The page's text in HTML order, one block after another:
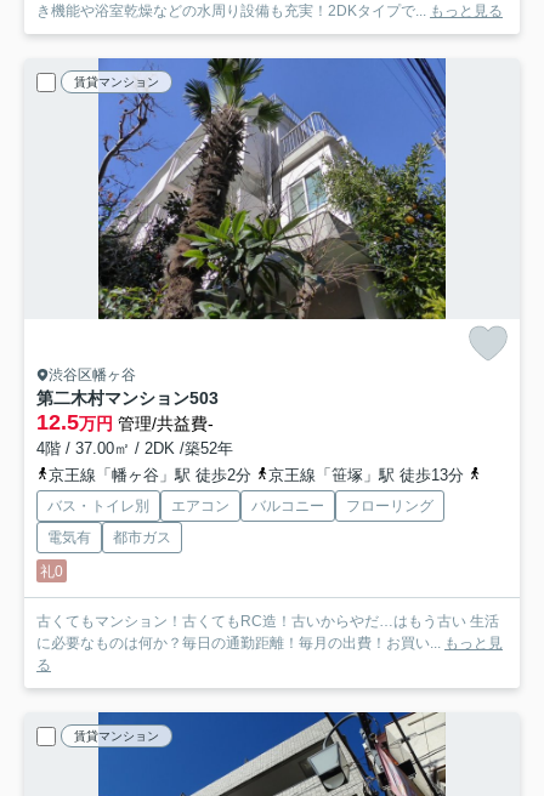
き機能や浴室乾燥などの水周り設備も充実！2DKタイプで... もっと見る
賃貸マンション
渋谷区幡ヶ谷
第二木村マンション503
12.5万円 管理/共益費-
4階 / 37.00㎡ / 2DK /築52年
京王線「幡ヶ谷」駅 徒歩2分
京王線「笹塚」駅 徒歩13分
バス・トイレ別 エアコン バルコニー
フローリング
電気有
都市ガス
礼0
古くてもマンション！古くてもRC造！古いからやだ…はもう古い 生活
に必要なものは何か？毎日の通勤距離！毎月の出費！お買い... もっと見
る
賃貸マンション